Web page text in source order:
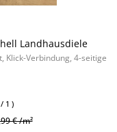
Landhausdiele
Klick-Verbindung, 4-seitige
1 )
€ /m²